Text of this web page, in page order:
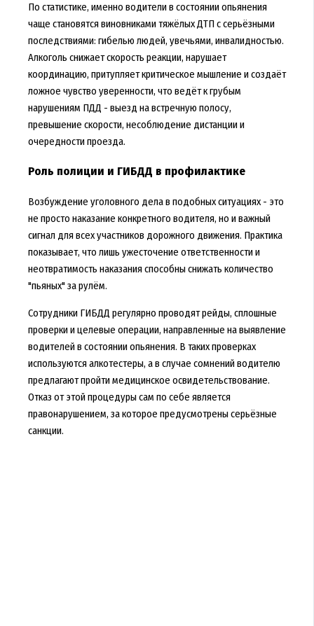
По статистике, именно водители в состоянии опьянения
чаще становятся виновниками тяжёлых ДТП с серьёзными
последствиями: гибелью людей, увечьями, инвалидностью.
Алкоголь снижает скорость реакции, нарушает
координацию, притупляет критическое мышление и создаёт
ложное чувство уверенности, что ведёт к грубым
нарушениям ПДД - выезд на встречную полосу,
превышение скорости, несоблюдение дистанции и
очередности проезда.
Роль полиции и ГИБДД в профилактике
Возбуждение уголовного дела в подобных ситуациях - это
не просто наказание конкретного водителя, но и важный
сигнал для всех участников дорожного движения. Практика
показывает, что лишь ужесточение ответственности и
неотвратимость наказания способны снижать количество
"пьяных" за рулём.
Сотрудники ГИБДД регулярно проводят рейды, сплошные
проверки и целевые операции, направленные на выявление
водителей в состоянии опьянения. В таких проверках
используются алкотестеры, а в случае сомнений водителю
предлагают пройти медицинское освидетельствование.
Отказ от этой процедуры сам по себе является
правонарушением, за которое предусмотрены серьёзные
санкции.